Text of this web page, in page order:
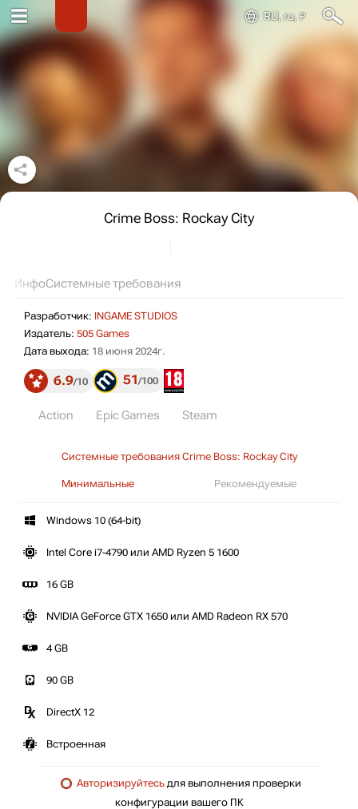
RU, ru, ₽
Crime Boss: Rockay City
ИнфоСистемные требования
Разработчик:
INGAME STUDIOS
Издатель: 505 Games
Дата выхода: 18 июня 2024г.
6.9 10 51 100
Action Epic Games Steam
Системные требования Crime Boss: Rockay City
Минимальные Рекомендуемые
Windows 10 (64-bit)
Intel Core i7-4790 или AMD Ryzen 5 1600
16 GB
NVIDIA GeForce GTX 1650 или AMD Radeon RX 570
4 GB
90 GB
DirectX 12
Встроенная
Авторизируйтесь для выполнения проверки
конфигурации вашего ПК